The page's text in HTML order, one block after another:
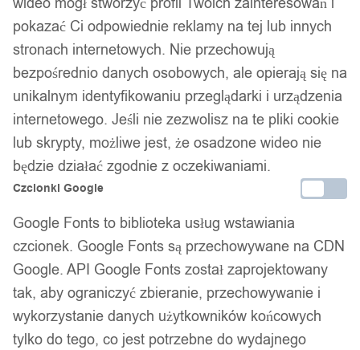
siłownia modelująca xxl
179,00zł
Darmowa dostawa od 90 zł
Dostawa w 24h
Zamówienia złożone do 14:00 wysyłamy tego samego dnia.
Dostawa w 24h
Kod produktu:V01-XXL
Dostępny w magazynie - szybka dostawa
Dodaj do koszyka
pokazać Ci odpowiednie reklamy na tej lub innych
stronach internetowych. Nie przechowują
bezpośrednio danych osobowych, ale opierają się na
unikalnym identyfikowaniu przeglądarki i urządzenia
internetowego. Jeśli nie zezwolisz na te pliki cookie
lub skrypty, możliwe jest, że osadzone wideo nie
będzie działać zgodnie z oczekiwaniami.
Czcionki Google
Google Fonts to biblioteka usług wstawiania
czcionek. Google Fonts są przechowywane na CDN
Google. API Google Fonts został zaprojektowany
tak, aby ograniczyć zbieranie, przechowywanie i
wykorzystanie danych użytkowników końcowych
tylko do tego, co jest potrzebne do wydajnego